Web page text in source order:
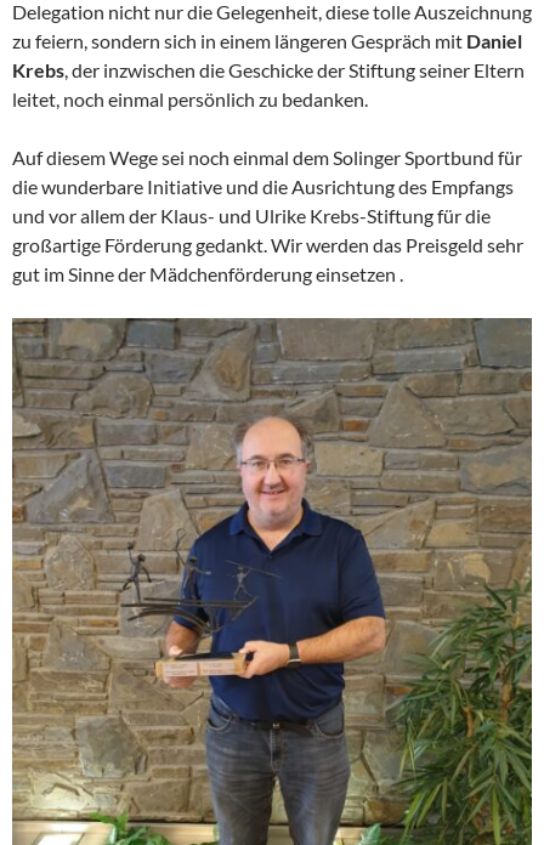
Delegation nicht nur die Gelegenheit, diese tolle Auszeichnung
zu feiern, sondern sich in einem längeren Gespräch mit Daniel
Krebs, der inzwischen die Geschicke der Stiftung seiner Eltern
leitet, noch einmal persönlich zu bedanken.
Auf diesem Wege sei noch einmal dem Solinger Sportbund für
die wunderbare Initiative und die Ausrichtung des Empfangs
und vor allem der Klaus- und Ulrike Krebs-Stiftung für die
großartige Förderung gedankt. Wir werden das Preisgeld sehr
gut im Sinne der Mädchenförderung einsetzen .